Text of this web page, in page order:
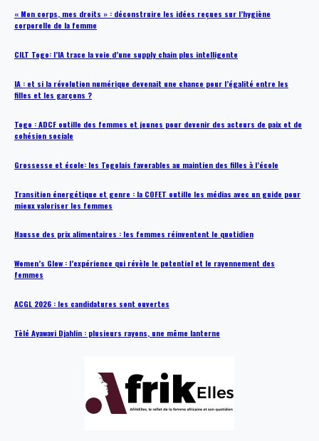
« Mon corps, mes droits » : déconstruire les idées reçues sur l’hygiène
corporelle de la femme
CILT Togo: l’IA trace la voie d’une supply chain plus intelligente
IA : et si la révolution numérique devenait une chance pour l’égalité entre les
filles et les garçons ?
Togo : ADCF outille des femmes et jeunes pour devenir des acteurs de paix et de
cohésion sociale
Grossesse et école: les Togolais favorables au maintien des filles à l’école
Transition énergétique et genre : la COFET outille les médias avec un guide pour
mieux valoriser les femmes
Hausse des prix alimentaires : les femmes réinventent le quotidien
Women’s Glow : l’expérience qui révèle le potentiel et le rayonnement des
femmes
ACGL 2026 : les candidatures sont ouvertes
Tèlé Ayawavi Djahlin : plusieurs rayons, une même lanterne